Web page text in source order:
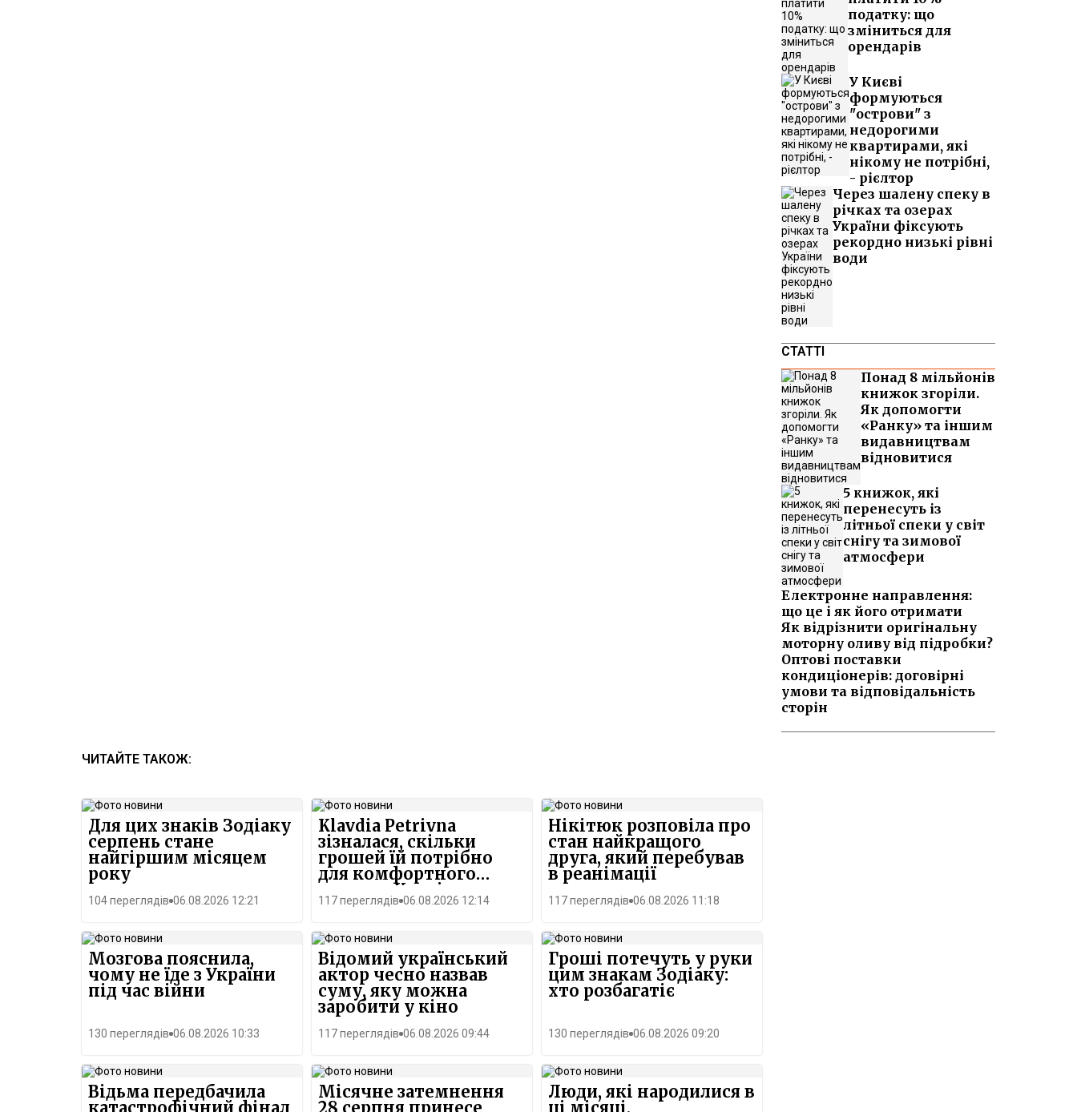
податку: що
зміниться для
орендарів
У Києві
формуються
"острови" з
недорогими
квартирами, які
нікому не потрібні,
- рієлтор
Через шалену спеку в
річках та озерах
України фіксують
рекордно низькі рівні
води
СТАТТІ
Понад 8 мільйонів
книжок згоріли.
Як допомогти
«Ранку» та іншим
видавництвам
відновитися
5 книжок, які
перенесуть із
літньої спеки у світ
снігу та зимової
атмосфери
Електронне направлення:
що це і як його отримати
Як відрізнити оригінальну
моторну оливу від підробки?
Оптові поставки
кондиціонерів: договірні
умови та відповідальність
сторін
ЧИТАЙТЕ ТАКОЖ:
Для цих знаків Зодіаку
серпень стане
найгіршим місяцем
року
104 переглядів 06.08.2026 12:21
Klavdia Petrivna
зізналася, скільки
грошей їй потрібно
для комфортного
життя в Києві
117 переглядів 06.08.2026 12:14
Нікітюк розповіла про
стан найкращого
друга, який перебував
в реанімації
117 переглядів 06.08.2026 11:18
Мозгова пояснила,
чому не їде з України
під час війни
130 переглядів 06.08.2026 10:33
Відомий український
актор чесно назвав
суму, яку можна
заробити у кіно
117 переглядів 06.08.2026 09:44
Гроші потечуть у руки
цим знакам Зодіаку:
хто розбагатіє
130 переглядів 06.08.2026 09:20
Відьма передбачила
катастрофічний фінал
Місячне затемнення
28 серпня принесе
Люди, які народилися в
ці місяці,